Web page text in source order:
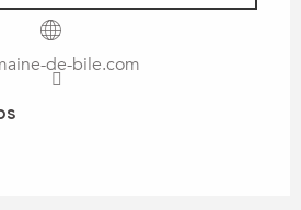
de-bile.com